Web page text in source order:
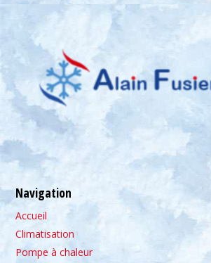
Navigation
Accueil
Climatisation
Pompe à chaleur